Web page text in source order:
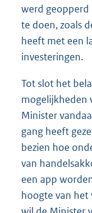
werd
te doen, zoals
heeft met een
investeringen.
Tot slot het
mogelijkheden
Minister
gang heeft
bezien hoe
van
een app
hoogte van het